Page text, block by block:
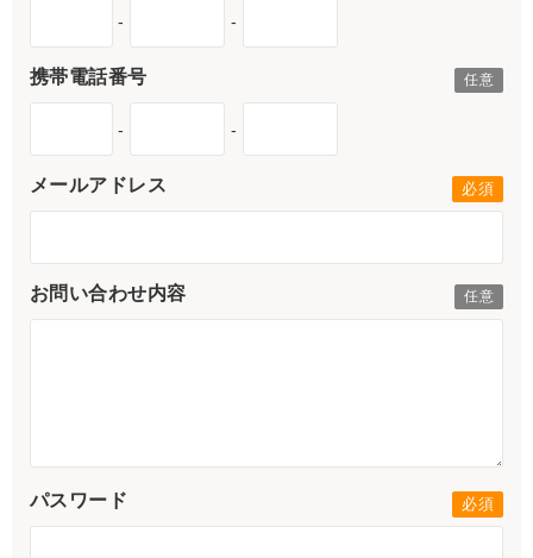
- -
携帯電話番号
- -
メールアドレス
お問い合わせ内容
パスワード